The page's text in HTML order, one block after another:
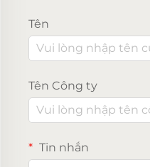
Tên
Tên Công ty
Tin nhắn